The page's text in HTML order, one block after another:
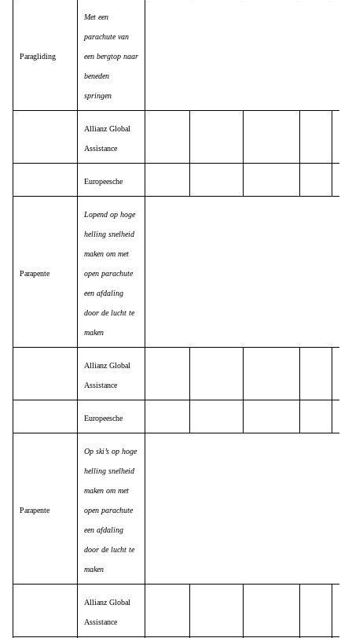
Paragliding
Met een
parachute van
een bergtop naar
beneden
springen
Allianz Global
Assistance
Europeesche
Parapente
Lopend op hoge
helling snelheid
maken om met
open parachute
een afdaling
door de lucht te
maken
Allianz Global
Assistance
Europeesche
Parapente
Op ski’s op hoge
helling snelheid
maken om met
open parachute
een afdaling
door de lucht te
maken
Allianz Global
Assistance